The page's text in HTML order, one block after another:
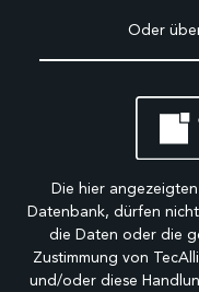
Oder
Die hier
Datenbank, dürfen
die Daten oder die
Zustimmung von
und/oder diese